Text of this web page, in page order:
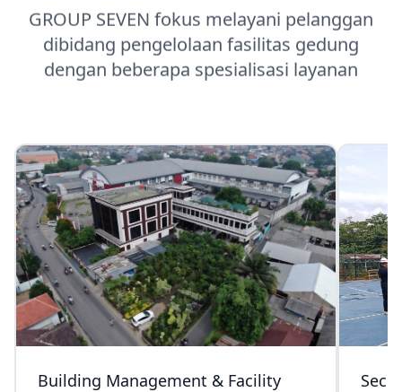
GROUP SEVEN fokus melayani pelanggan
dibidang pengelolaan fasilitas gedung
dengan beberapa spesialisasi layanan
Building Management & Facility